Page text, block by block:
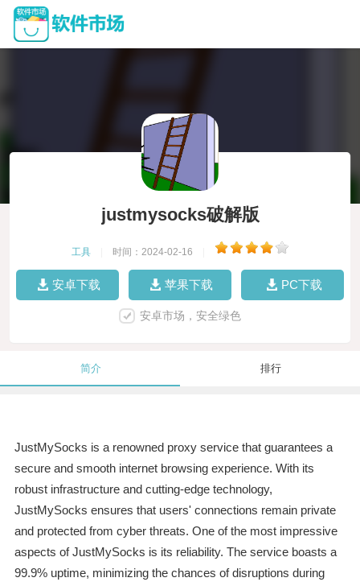
justmysocks破解版
工具 时间：2024-02-16
安卓下载 苹果下载 PC下载
安卓市场，安全绿色
简介 排行
JustMySocks is a renowned proxy service that guarantees a
secure and smooth internet browsing experience. With its
robust infrastructure and cutting-edge technology,
JustMySocks ensures that users' connections remain private
and protected from cyber threats. One of the most impressive
aspects of JustMySocks is its reliability. The service boasts a
99.9% uptime, minimizing the chances of disruptions during